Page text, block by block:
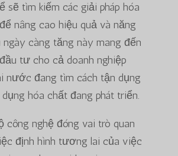
sẽ tìm kiếm các giải pháp hóa
nâng cao hiệu quả và năng
ngày càng tăng này mang đến
tư cho cả doanh nghiệp
nước đang tìm cách tận dụng
hóa chất đang phát triển.
công nghệ đóng vai trò quan
định hình tương lai của việc